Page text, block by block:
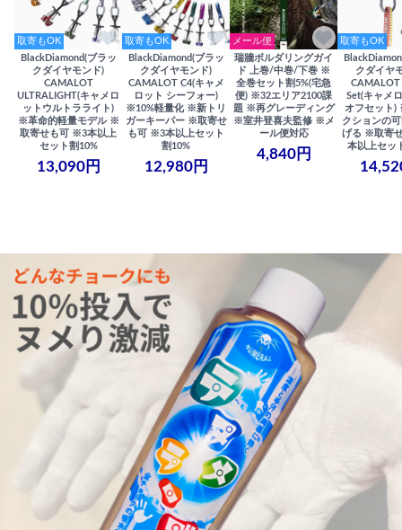
取寄もOK
BlackDiamond(ブラッ
クダイヤモンド)
CAMALOT
ULTRALIGHT(キャメロ
ットウルトラライト)
※革命的軽量モデル ※
取寄せも可 ※3本以上
セット割10%
13,090円
取寄もOK
BlackDiamond(ブラッ
クダイヤモンド)
CAMALOT C4(キャメ
ロット シーフォー)
※10%軽量化 ※新トリ
ガーキーパー ※取寄せ
も可 ※3本以上セット
割10%
12,980円
メール便
瑞牆ボルダリングガイ
ド 上巻/中巻/下巻 ※
全巻セット割5%(宅急
便) ※32エリア2100課
題 ※再グレーディング
※室井登喜夫監修 ※メ
ール便対応
4,840円
取寄もOK
クダイヤ
Set(キャメ
オフセット)
クションの
げる ※取寄
本以上セッ